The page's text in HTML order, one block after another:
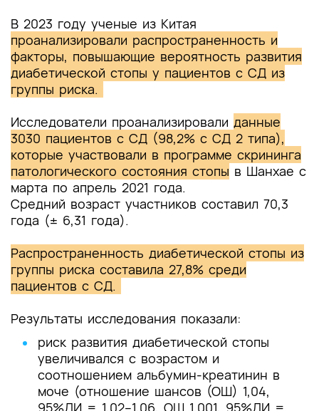
В 2023 году ученые из Китая
проанализировали распространенность и
факторы, повышающие вероятность развития
диабетической стопы у пациентов с СД из
группы риска.
Исследователи проанализировали данные
3030 пациентов с СД (98,2% с СД 2 типа),
которые участвовали в программе скрининга
патологического состояния стопы в Шанхае с
марта по апрель 2021 года.
Средний возраст участников составил 70,3
года (± 6,31 года).
Распространенность диабетической стопы из
группы риска составила 27,8% среди
пациентов с СД.
Результаты исследования показали:
риск развития диабетической стопы
увеличивался с возрастом и
соотношением альбумин-креатинин в
моче (отношение шансов (ОШ) 1,04,
95%ДИ = 1,02–1,06, ОШ 1,001, 95%ДИ =